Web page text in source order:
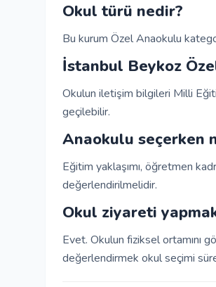
Okul türü nedir?
Bu kurum Özel Anaokulu
İstanbul Beykoz
Okulun iletişim bilgileri Milli
geçilebilir.
Anaokulu seçerken
Eğitim yaklaşımı, öğretmen
değerlendirilmelidir.
Okul ziyareti
Evet. Okulun fiziksel ortamını
değerlendirmek okul seçimi